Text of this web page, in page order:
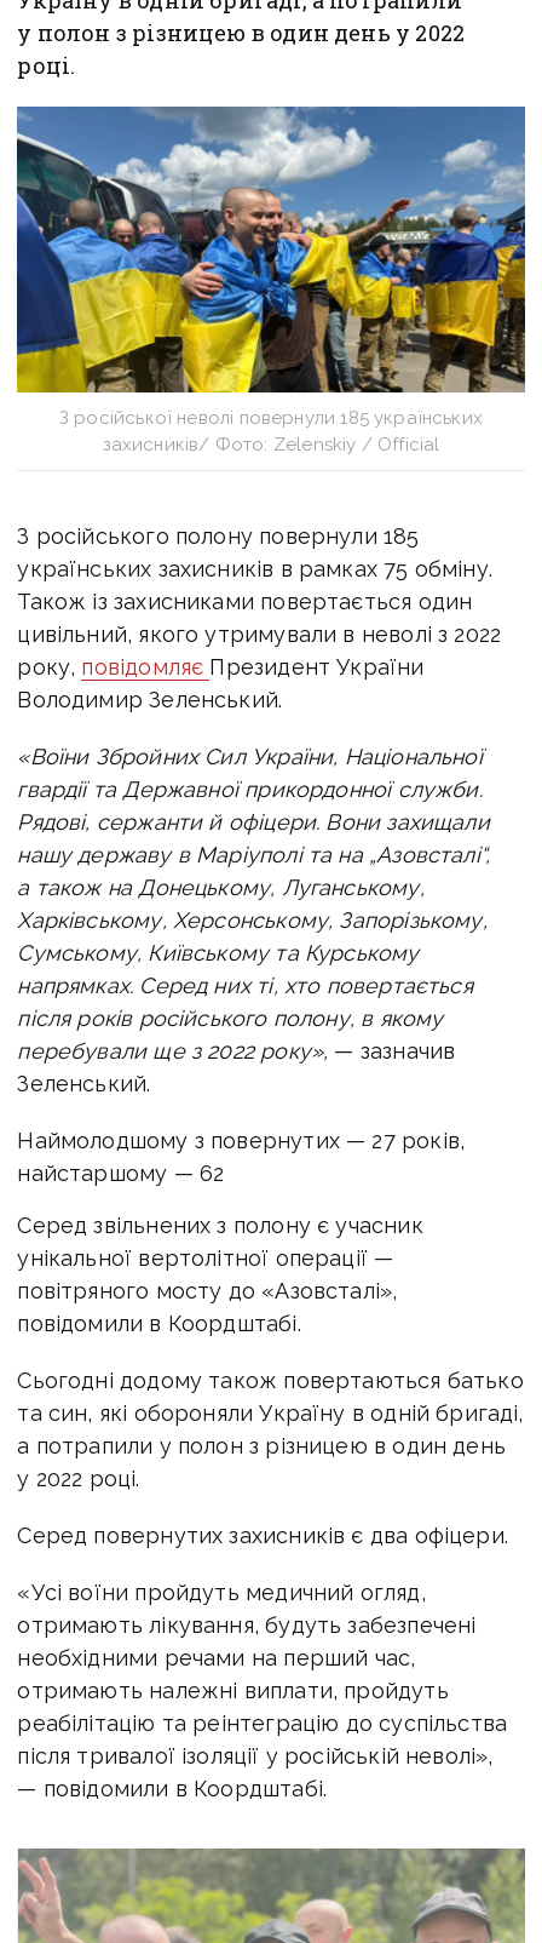
у полон з різницею в один день у 2022
році.
З російської неволі повернули 185 українських
захисників/ Фото: Zelenskiy / Official
З російського полону повернули 185
українських захисників в рамках 75 обміну.
Також із захисниками повертається один
цивільний, якого утримували в неволі з 2022
року, повідомляє Президент України
Володимир Зеленський.
«Воїни Збройних Сил України, Національної
гвардії та Державної прикордонної служби.
Рядові, сержанти й офіцери. Вони захищали
нашу державу в Маріуполі та на „Азовсталі“,
а також на Донецькому, Луганському,
Харківському, Херсонському, Запорізькому,
Сумському, Київському та Курському
напрямках. Серед них ті, хто повертається
після років російського полону, в якому
перебували ще з 2022 року», — зазначив
Зеленський.
Наймолодшому з повернутих — 27 років,
найстаршому — 62
Серед звільнених з полону є учасник
унікальної вертолітної операції —
повітряного мосту до «Азовсталі»,
повідомили в Коордштабі.
Сьогодні додому також повертаються батько
та син, які обороняли Україну в одній бригаді,
а потрапили у полон з різницею в один день
у 2022 році.
Серед повернутих захисників є два офіцери.
«Усі воїни пройдуть медичний огляд,
отримають лікування, будуть забезпечені
необхідними речами на перший час,
отримають належні виплати, пройдуть
реабілітацію та реінтеграцію до суспільства
після тривалої ізоляції у російській неволі»,
— повідомили в Коордштабі.